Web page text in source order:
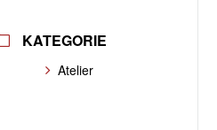
KATEGORIE
Atelier